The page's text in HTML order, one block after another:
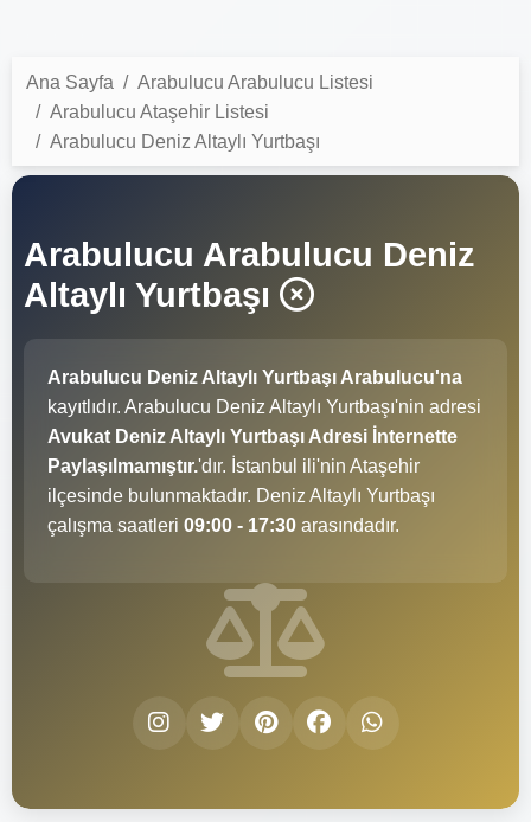
Ana Sayfa
Arabulucu Arabulucu Listesi
Arabulucu Ataşehir Listesi
Arabulucu Deniz Altaylı Yurtbaşı
Arabulucu Arabulucu Deniz
Altaylı Yurtbaşı
Arabulucu Deniz Altaylı Yurtbaşı Arabulucu'na
kayıtlıdır. Arabulucu Deniz Altaylı Yurtbaşı'nin adresi
Avukat Deniz Altaylı Yurtbaşı Adresi İnternette
Paylaşılmamıştır.'dır. İstanbul ili'nin Ataşehir
ilçesinde bulunmaktadır. Deniz Altaylı Yurtbaşı
çalışma saatleri 09:00 - 17:30 arasındadır.